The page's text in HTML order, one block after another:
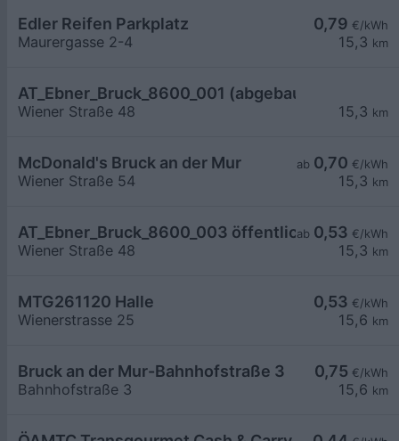
0,79 €/kWh
15,3 km
Edler Reifen Parkplatz
Maurergasse 2-4
15,3 km
AT_Ebner_Bruck_8600_001 (abgebaut)
Wiener Straße 48
ab 0,70 €/kWh
15,3 km
McDonald's Bruck an der Mur
Wiener Straße 54
ab 0,53 €/kWh
15,3 km
AT_Ebner_Bruck_8600_003 öffentlich
Wiener Straße 48
0,53 €/kWh
15,6 km
MTG261120 Halle
Wienerstrasse 25
0,75 €/kWh
15,6 km
Bruck an der Mur-Bahnhofstraße 3
Bahnhofstraße 3